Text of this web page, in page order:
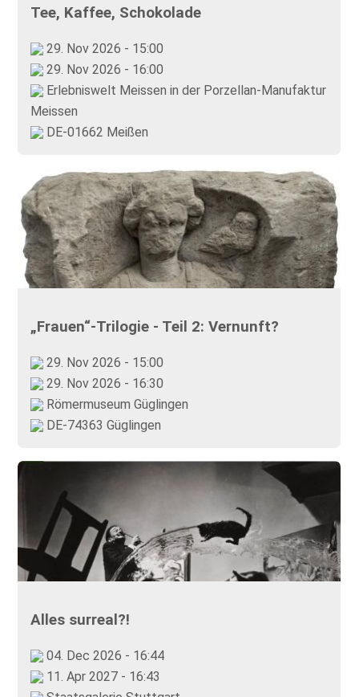
Tee, Kaffee, Schokolade
29. Nov 2026 - 15:00
29. Nov 2026 - 16:00
Erlebniswelt Meissen in der Porzellan-Manufaktur
Meissen
DE-01662 Meißen
„Frauen“-Trilogie - Teil 2: Vernunft?
29. Nov 2026 - 15:00
29. Nov 2026 - 16:30
Römermuseum Güglingen
DE-74363 Güglingen
Alles surreal?!
04. Dec 2026 - 16:44
11. Apr 2027 - 16:43